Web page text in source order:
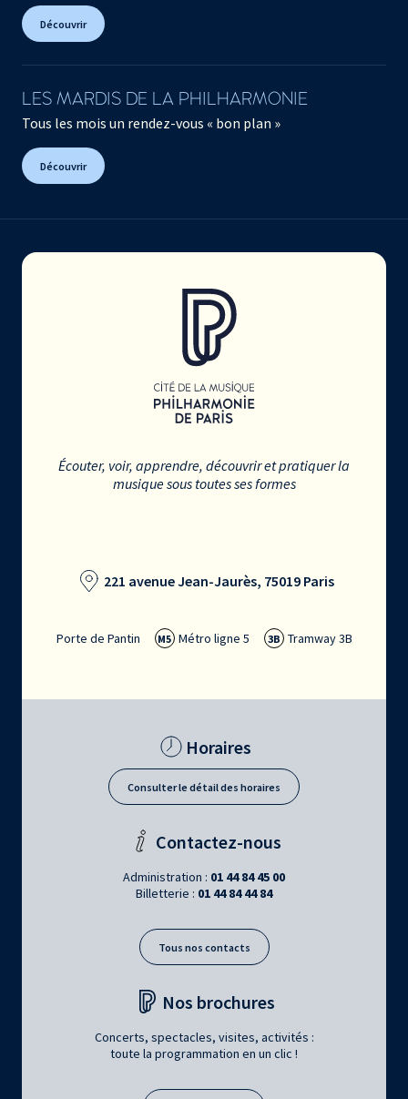
Découvrir
LES MARDIS DE LA PHILHARMONIE
Tous les mois un rendez-vous « bon plan »
Découvrir
Écouter, voir, apprendre, découvrir et pratiquer la
musique sous toutes ses formes
221 avenue Jean-Jaurès, 75019 Paris
Porte de Pantin M5 Métro ligne 5 3B Tramway 3B
Horaires
Consulter le détail des horaires
Contactez-nous
Administration : 01 44 84 45 00
Billetterie : 01 44 84 44 84
Tous nos contacts
Nos brochures
Concerts, spectacles, visites, activités :
toute la programmation en un clic !